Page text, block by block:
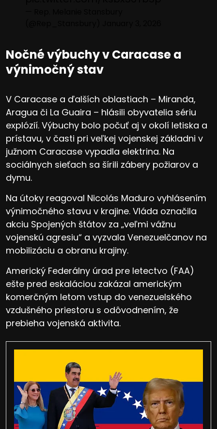
Nočné výbuchy v Caracase a
výnimočný stav
V Caracase a ďalších oblastiach – Miranda,
Aragua či La Guaira – hlásili obyvatelia sériu
explózií. Výbuchy bolo počuť aj v okolí letiska a
prístavu, v časti pri veľkej vojenskej základni v
južnom Caracase vypadla elektrina. Na
sociálnych sieťach sa šírili zábery požiarov a
dymu.
Na útoky reagoval Nicolás Maduro vyhlásením
výnimočného stavu v krajine. Vláda označila
akciu Spojených štátov za „veľmi vážnu
vojenskú agresiu“ a vyzvala Venezuelčanov na
mobilizáciu a obranu krajiny.
Americký Federálny úrad pre letectvo (FAA)
ešte pred eskaláciou zakázal americkým
komerčným letom vstup do venezuelského
vzdušného priestoru s odôvodnením, že
prebieha vojenská aktivita.